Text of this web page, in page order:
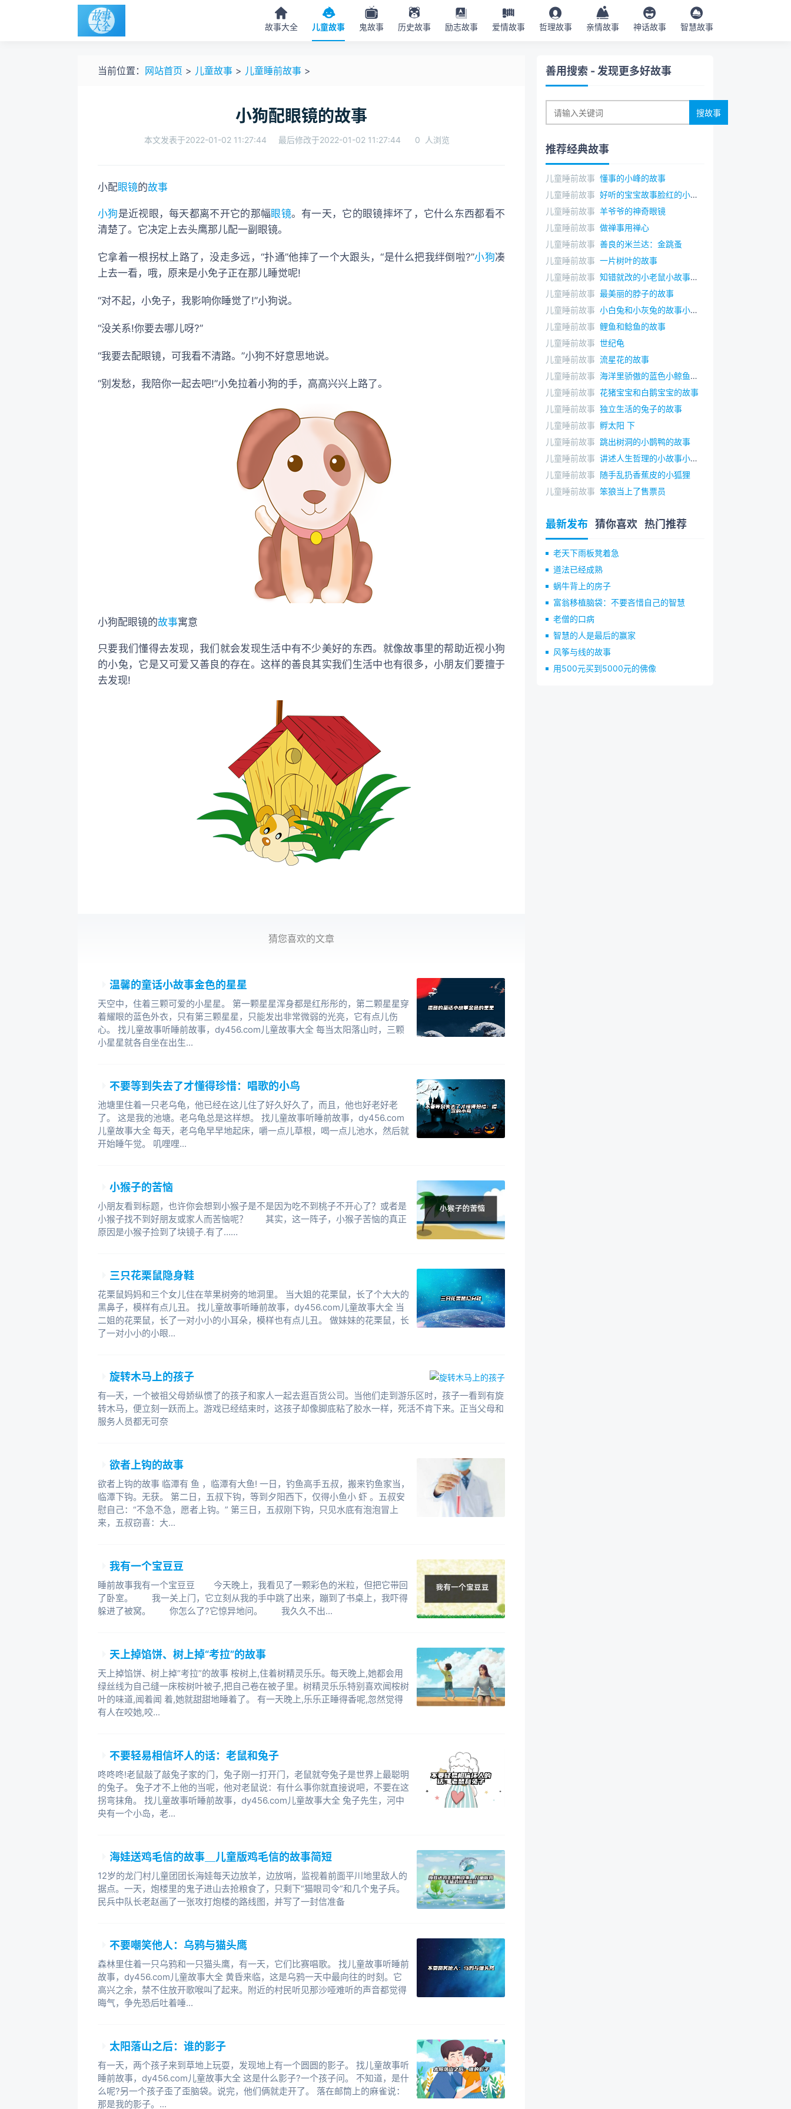
故事大全 儿童故事 鬼故事 历史故事 励志故事 爱情故事 哲理故事 亲情故事 神话故事 智慧故事
当前位置： 网站首页 > 儿童故事 > 儿童睡前故事 >
小狗配眼镜的故事
本文发表于2022-01-02 11:27:44 最后修改于2022-01-02 11:27:44 0 人浏览
小配眼镜的故事
小狗是近视眼，每天都离不开它的那幅眼镜。有一天，它的眼镜摔坏了，它什么东西都看不
清楚了。它决定上去头鹰那儿配一副眼镜。
它拿着一根拐杖上路了，没走多远，“扑通”他摔了一个大跟头，“是什么把我绊倒啦?”小狗凑
上去一看，哦，原来是小免子正在那儿睡觉呢!
“对不起，小免子，我影响你睡觉了!”小狗说。
“没关系!你要去哪儿呀?”
“我要去配眼镜，可我看不清路。”小狗不好意思地说。
“别发愁，我陪你一起去吧!”小免拉着小狗的手，高高兴兴上路了。
小狗配眼镜的故事寓意
只要我们懂得去发现，我们就会发现生活中有不少美好的东西。就像故事里的帮助近视小狗
的小兔，它是又可爱又善良的存在。这样的善良其实我们生活中也有很多，小朋友们要擅于
去发现!
猜您喜欢的文章
温馨的童话小故事金色的星星
天空中，住着三颗可爱的小星星。 第一颗星星浑身都是红彤彤的，第二颗星星穿
着耀眼的蓝色外衣，只有第三颗星星，只能发出非常微弱的光亮，它有点儿伤
心。 找儿童故事听睡前故事，dy456.com儿童故事大全 每当太阳落山时，三颗
小星星就各自坐在出生...
不要等到失去了才懂得珍惜：唱歌的小鸟
池塘里住着一只老乌龟，他已经在这儿住了好久好久了，而且，他也好老好老
了。 这是我的池塘。老乌龟总是这样想。 找儿童故事听睡前故事，dy456.com
儿童故事大全 每天，老乌龟早早地起床，嚼一点儿草根，喝一点儿池水，然后就
开始睡午觉。 叽哩哩...
小猴子的苦恼
小朋友看到标题，也许你会想到小猴子是不是因为吃不到桃子不开心了？或者是
小猴子找不到好朋友或家人而苦恼呢？ 其实，这一阵子，小猴子苦恼的真正
原因是小猴子捡到了块镜子.有了……
三只花栗鼠隐身鞋
花栗鼠妈妈和三个女儿住在苹果树旁的地洞里。 当大姐的花栗鼠，长了个大大的
黑鼻子，模样有点儿丑。 找儿童故事听睡前故事，dy456.com儿童故事大全 当
二姐的花栗鼠，长了一对小小的小耳朵，模样也有点儿丑。 做妹妹的花栗鼠，长
了一对小小的小眼...
旋转木马上的孩子
有—天，一个被祖父母娇纵惯了的孩子和家人一起去逛百货公司。当他们走到游乐区时，孩子一看到有旋
转木马，便立刻一跃而上。游戏已经结束时，这孩子却像脚底粘了胶水一样，死活不肯下来。正当父母和
服务人员都无可奈
欲者上钩的故事
欲者上钩的故事 临潭有 鱼 ，临潭有大鱼! 一日，钓鱼高手五叔，搬来钓鱼家当，
临潭下钩。无获。 第二日，五叔下钩，等到夕阳西下，仅得小鱼小 虾 。五叔安
慰自己：“不急不急，愿者上钩。” 第三日，五叔刚下钩，只见水底有泡泡冒上
来，五叔窃喜：大...
我有一个宝豆豆
睡前故事我有一个宝豆豆 今天晚上，我看见了一颗彩色的米粒，但把它带回
了卧室。 我一关上门，它立刻从我的手中跳了出来，蹦到了书桌上，我吓得
躲进了被窝。 你怎么了?它惊异地问。 我久久不出...
天上掉馅饼、树上掉“考拉”的故事
天上掉馅饼、树上掉“考拉”的故事 桉树上,住着树精灵乐乐。每天晚上,她都会用
绿丝线为自己缝一床桉树叶被子,把自己卷在被子里。树精灵乐乐特别喜欢闻桉树
叶的味道,闻着闻 着,她就甜甜地睡着了。 有一天晚上,乐乐正睡得香呢,忽然觉得
有人在咬她,咬...
不要轻易相信坏人的话：老鼠和兔子
咚咚咚!老鼠敲了敲兔子家的门，兔子刚一打开门，老鼠就夸兔子是世界上最聪明
的兔子。 兔子才不上他的当呢，他对老鼠说：有什么事你就直接说吧，不要在这
拐弯抹角。 找儿童故事听睡前故事，dy456.com儿童故事大全 兔子先生，河中
央有一个小岛，老...
海娃送鸡毛信的故事＿儿童版鸡毛信的故事简短
12岁的龙门村儿童团团长海娃每天边放羊，边放哨，监视着前面平川地里敌人的
据点。一天，炮楼里的鬼子进山去抢粮食了，只剩下“猫眼司令”和几个鬼子兵。
民兵中队长老赵画了一张攻打炮楼的路线图，并写了一封信准备
不要嘲笑他人：乌鸦与猫头鹰
森林里住着一只乌鸦和一只猫头鹰，有一天，它们比赛唱歌。 找儿童故事听睡前
故事，dy456.com儿童故事大全 黄昏来临，这是乌鸦一天中最向往的时刻。它
高兴之余，禁不住放开歌喉叫了起来。附近的村民听见那沙哑难听的声音都觉得
晦气，争先恐后吐着唾...
太阳落山之后：谁的影子
有一天，两个孩子来到草地上玩耍，发现地上有一个圆圆的影子。 找儿童故事听
睡前故事，dy456.com儿童故事大全 这是什么影子?一个孩子问。 不知道，是什
么呢?另一个孩子歪了歪脑袋。说完，他们俩就走开了。 落在邮筒上的麻雀说：
那是我的影子。...
善用搜索 - 发现更多好故事
推荐经典故事
儿童睡前故事 懂事的小峰的故事
儿童睡前故事 好听的宝宝故事脸红的小刺猬
儿童睡前故事 羊爷爷的神奇眼镜
儿童睡前故事 做禅事用禅心
儿童睡前故事 善良的米兰达：金跳蚤
儿童睡前故事 一片树叶的故事
儿童睡前故事 知错就改的小老鼠小故事大道理
儿童睡前故事 最美丽的脖子的故事
儿童睡前故事 小白兔和小灰兔的故事小故事大道理
儿童睡前故事 鲤鱼和鲶鱼的故事
儿童睡前故事 世纪龟
儿童睡前故事 流星花的故事
儿童睡前故事 海洋里骄傲的蓝色小鲸鱼的故事
儿童睡前故事 花猪宝宝和白鹅宝宝的故事
儿童睡前故事 独立生活的兔子的故事
儿童睡前故事 孵太阳 下
儿童睡前故事 跳出树洞的小鹊鸭的故事
儿童睡前故事 讲述人生哲理的小故事小松鼠的大门牙
儿童睡前故事 随手乱扔香蕉皮的小狐狸
儿童睡前故事 笨狼当上了售票员
最新发布 猜你喜欢 热门推荐
老天下雨板凳着急
道法已经成熟
蜗牛背上的房子
富翁移植脑袋：不要吝惜自己的智慧
老僧的口病
智慧的人是最后的赢家
风筝与线的故事
用500元买到5000元的佛像